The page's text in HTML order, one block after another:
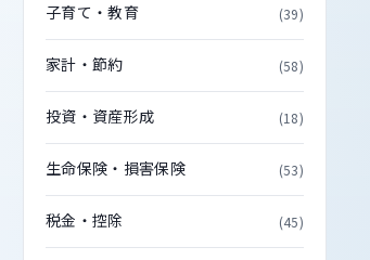
子育て・教育 (39)
家計・節約 (58)
投資・資産形成 (18)
生命保険・損害保険 (53)
税金・控除 (45)